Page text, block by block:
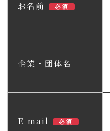
お名前 必須
企業・団体名
E-mail 必須